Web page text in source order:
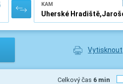
KAM
Vytisknout
Celkový čas 6 min